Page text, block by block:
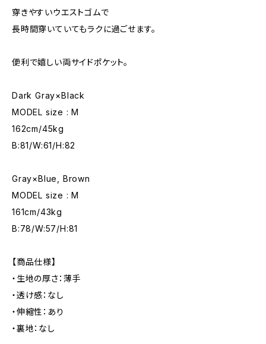
穿きやすいウエストゴムで
長時間穿いていてもラクに過ごせます。
便利で嬉しい両サイドポケット。
Dark Gray×Black
MODEL size : M
162cm/45kg
B:81/W:61/H:82
Gray×Blue, Brown
MODEL size : M
161cm/43kg
B:78/W:57/H:81
【商品仕様】
・生地の厚さ：薄手
・透け感：なし
・伸縮性：あり
・裏地：なし